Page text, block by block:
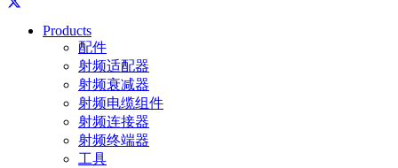
Products
配件
射频适配器
射频衰减器
射频电缆组件
射频连接器
射频终端器
工具